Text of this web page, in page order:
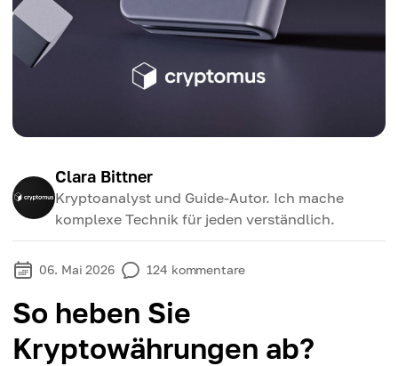
Clara Bittner
Kryptoanalyst und Guide-Autor. Ich mache
komplexe Technik für jeden verständlich.
06. Mai 2026 124 kommentare
So heben Sie
Kryptowährungen ab?